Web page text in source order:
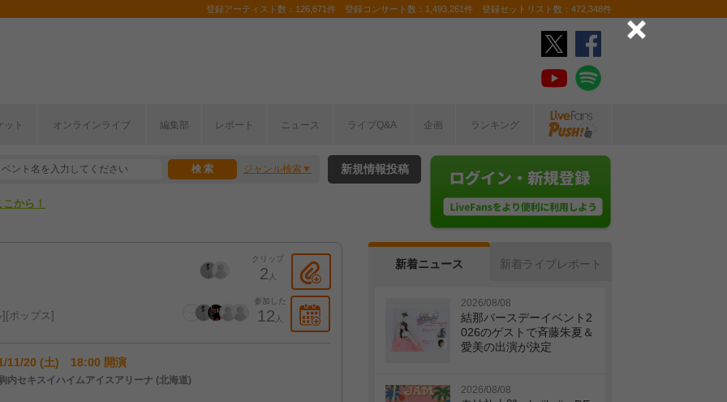
登録アーティスト数：126,671件 登録コンサート数：1,493,261件 登録セットリスト数：472,348件
ット オンラインライブ 編集部 レポート ニュース ライブQ&A 企画 ランキング
ジャンル検索
半期編発表！
から！
新規情報投稿
クリップ
2 人
参加した
12 人
ポップス
11/20 (土) 18:00 開演
内セキスイハイムアイスアリーナ (北海道)
新着ニュース 新着ライブレポート
2026/08/08
結那バースデーイベント2
026のゲストで斉藤朱夏＆
愛美の出演が決定
2026/08/08